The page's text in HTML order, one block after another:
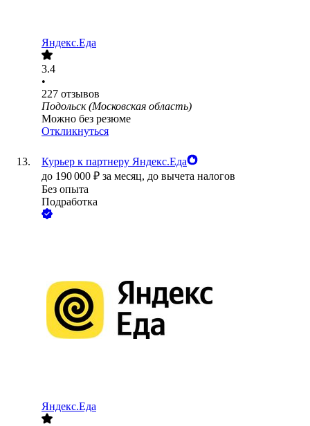
Яндекс.Еда
3.4
•
227 отзывов
Подольск (Московская область)
Можно без резюме
Откликнуться
Курьер к партнеру Яндекс.Еда
до 190 000 ₽ за месяц, до вычета налогов
Без опыта
Подработка
Яндекс.Еда